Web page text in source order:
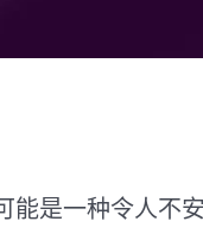
能是一种令人不